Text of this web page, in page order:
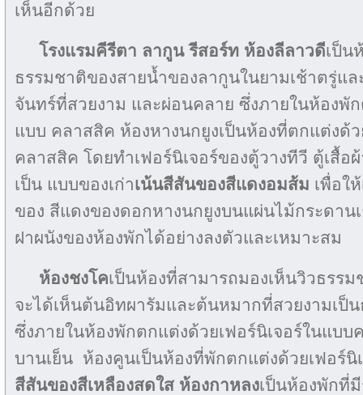
เห็นอีกด้วย
โรงแรมคีรีตา ลากูน รีสอร์ท ห้องลีลาวดีเป็น
ธรรมชาติของสายน้ำของลากูนในยามเช้าตรู่แ
จันทร์ที่สวยงาม และผ่อนคลาย ซึ่งภายในห้องพั
แบบ คลาสสิค ห้องหางนกยูงเป็นห้องที่ตกแต่งด้ว
คลาสสิค โดยทำเฟอร์นิเจอร์ของตู้วางทีวี ตู้เสื้อ
เป็น แบบของเก่าเน้นสีสันของสีแดงอมส้ม เพื่อใ
ของ สีแดงของดอกหางนกยูงบนแผ่นไม้กระดาน
ฝาผนังของห้องพักได้อย่างลงตัวและเหมาะสม
ห้องชงโคเป็นห้องที่สามารถมองเห็นวิวธรร
จะได้เห็นต้นอิทผารัมและต้นหมากที่สวยงามเป็
ซึ่งภายในห้องพักตกแต่งด้วยเฟอร์นิเจอร์ในแบ
บานเย็น ห้องคูนเป็นห้องที่พักตกแต่งด้วยเฟอร์
สีสันของสีเหลืองสดใส ห้องกาหลงเป็นห้องพักที่